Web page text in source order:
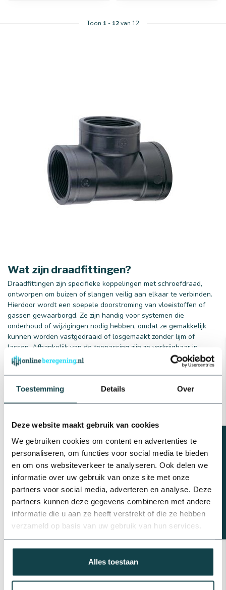
Toestemming Details Over
Deze website maakt gebruik van cookies
We gebruiken cookies om content en advertenties te
personaliseren, om functies voor social media te bieden
en om ons websiteverkeer te analyseren. Ook delen we
informatie over uw gebruik van onze site met onze
partners voor social media, adverteren en analyse. Deze
partners kunnen deze gegevens combineren met andere
informatie die u aan ze heeft verstrekt of die ze hebben
verzameld op basis van uw gebruik van hun services.
Alles toestaan
Toon 1 - 12van 12
Wat zijn draadfittingen?
Draadfittingen zijn specifieke koppelingen met schroefdraad,
ontworpen om buizen of slangen veilig aan elkaar te verbinden.
Hierdoor wordt een soepele doorstroming van vloeistoffen of
gassen gewaarborgd. Ze zijn handig voor systemen die
onderhoud of wijzigingen nodig hebben, omdat ze gemakkelijk
kunnen worden vastgedraaid of losgemaakt zonder lijm of
lassen. Afhankelijk van de toepassing zijn ze verkrijgbaar in
diverse materialen, zoals PP, PVC en RVS, en in verschillende
maten en vormen. Door hun veelzijdigheid en gebruiksgemak zijn
draadfittingen een onmisbaar onderdeel geworden in vele leiding
installaties.
Waarom kiezen voor PP draadfittingen?
PP, oftewel polypropyleen, is een populair materiaal voor
draadfittingen en dat is niet zonder redenen:
Duurzaamheid:PP draadfittingen zijn zeer resistent tegen
chemische stoffen en slijtage. Dit betekent dat ze een
lange levensduur hebben, waardoor je op lange termijn
bespaart.
Temperatuurbestendigheid:Deze fittingen kunnen zowel
lage als hoge temperaturen aan zonder te vervormen. Dit
maakt ze geschikt voor diverse klimaatomstandigheden.
Flexibiliteit:PP is een flexibel materiaal. Hierdoor kunnen
Milieuvriendelijk:Polypropyleen is recyclebaar, wat
bijdraagt aan een duurzamere planeet.
Beregeningsplan?